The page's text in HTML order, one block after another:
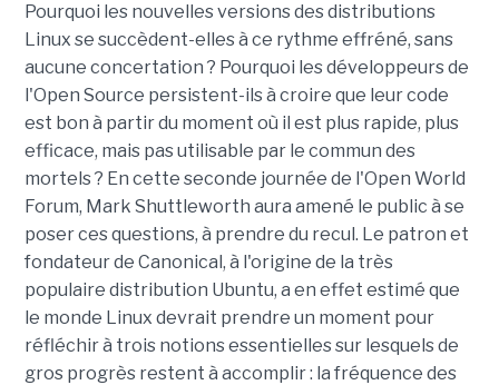
Pourquoi les nouvelles versions des distributions
Linux se succèdent-elles à ce rythme effréné, sans
aucune concertation ? Pourquoi les développeurs de
l'Open Source persistent-ils à croire que leur code
est bon à partir du moment où il est plus rapide, plus
efficace, mais pas utilisable par le commun des
mortels ? En cette seconde journée de l'Open World
Forum, Mark Shuttleworth aura amené le public à se
poser ces questions, à prendre du recul. Le patron et
fondateur de Canonical, à l'origine de la très
populaire distribution Ubuntu, a en effet estimé que
le monde Linux devrait prendre un moment pour
réfléchir à trois notions essentielles sur lesquels de
gros progrès restent à accomplir : la fréquence des